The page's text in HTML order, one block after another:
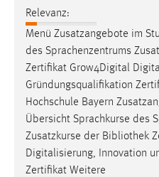
Relevanz:
Menü Zusatzangebote im
des Sprachenzentrums
Zertifikat Grow4Digital
Gründungsqualifikation
Hochschule Bayern
Übersicht Sprachkurse des
Zusatzkurse der Bibliothek
Digitalisierung, Innovation
Zertifikat Weitere